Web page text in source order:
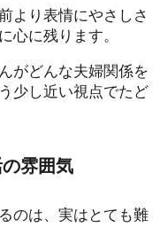
より表情にやさしさ
心に残ります。
がどんな夫婦関係を
少し近い視点でたど
雰囲気
のは、実はとても難